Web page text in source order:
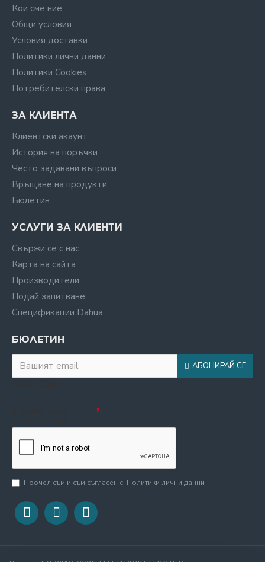
Кои сме ние
Общи условия
Условия доставки
Политики лични данни
Политики Cookies
Потребителски права
ЗА КЛИЕНТА
Клиентски акаунт
История на поръчки
Често задавани въпроси
Връщане на продукти
Бюлетин
УСЛУГИ ЗА КЛИЕНТИ
Свържи се с нас
Карта на сайта
Производители
Подай запитване
Спецификации Dahua
БЮЛЕТИН
АБОНИРАЙ СЕ
Прочел съм и съм съгласен с Политики лични данни